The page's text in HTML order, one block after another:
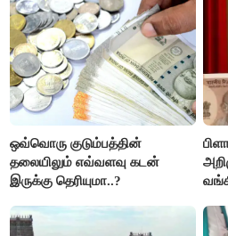
ஒவ்வொரு குடும்பத்தின்
தலையிலும் எவ்வளவு கடன்
இருக்கு தெரியுமா..?